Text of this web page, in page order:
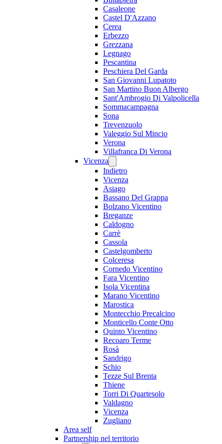
Casaleone
Castel D'Azzano
Cerea
Erbezzo
Grezzana
Legnago
Pescantina
Peschiera Del Garda
San Giovanni Lupatoto
San Martino Buon Albergo
Sant'Ambrogio Di Valpolicella
Sommacampagna
Sona
Trevenzuolo
Valeggio Sul Mincio
Verona
Villafranca Di Verona
Vicenza
Indietro
Vicenza
Asiago
Bassano Del Grappa
Bolzano Vicentino
Breganze
Caldogno
Carrè
Cassola
Castelgomberto
Colceresa
Cornedo Vicentino
Fara Vicentino
Isola Vicentina
Marano Vicentino
Marostica
Montecchio Precalcino
Monticello Conte Otto
Quinto Vicentino
Recoaro Terme
Rosà
Sandrigo
Schio
Tezze Sul Brenta
Thiene
Torri Di Quartesolo
Valdagno
Vicenza
Zugliano
Area self
Partnership nel territorio